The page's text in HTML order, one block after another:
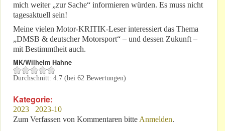
mich weiter „zur Sache“ informieren würden. Es muss nicht
tagesaktuell sein!
Meine vielen Motor-KRITIK-Leser interessiert das Thema
„DMSB & deutscher Motorsport“ – und dessen Zukunft –
mit Bestimmtheit auch.
MK/Wilhelm Hahne
Durchschnitt: 4.7 (bei 62 Bewertungen)
Kategorie:
2023
2023-10
Zum Verfassen von Kommentaren bitte Anmelden.